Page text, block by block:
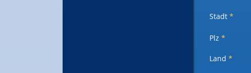
Stadt *
Plz *
Land *